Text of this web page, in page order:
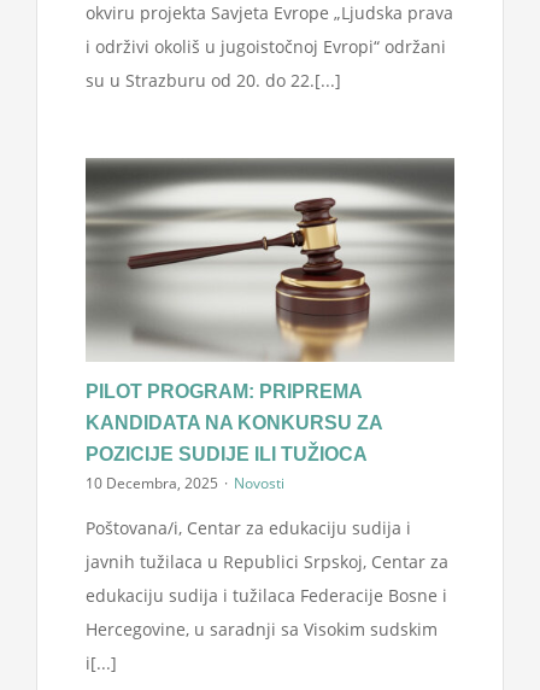
okviru projekta Savjeta Evrope „Ljudska prava
i održivi okoliš u jugoistočnoj Evropi“ održani
su u Strazburu od 20. do 22.[...]
PILOT PROGRAM: PRIPREMA
KANDIDATA NA KONKURSU ZA
POZICIJE SUDIJE ILI TUŽIOCA
10 Decembra, 2025 · Novosti
Poštovana/i, Centar za edukaciju sudija i
javnih tužilaca u Republici Srpskoj, Centar za
edukaciju sudija i tužilaca Federacije Bosne i
Hercegovine, u saradnji sa Visokim sudskim
i[...]